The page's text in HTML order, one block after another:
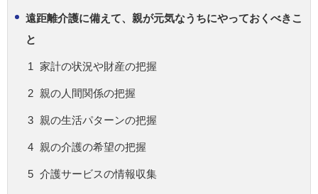
遠距離介護に備えて、親が元気なうちにやっておくべきこ
と
家計の状況や財産の把握
親の人間関係の把握
親の生活パターンの把握
親の介護の希望の把握
介護サービスの情報収集